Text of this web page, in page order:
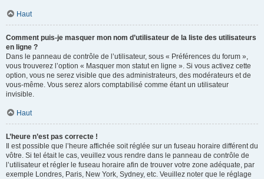
Haut
Comment puis-je masquer mon nom d’utilisateur de la liste des utilisateurs
en ligne ?
Dans le panneau de contrôle de l’utilisateur, sous « Préférences du forum »,
vous trouverez l’option « Masquer mon statut en ligne ». Si vous activez cette
option, vous ne serez visible que des administrateurs, des modérateurs et de
vous-même. Vous serez alors comptabilisé comme étant un utilisateur
invisible.
Haut
L’heure n’est pas correcte !
Il est possible que l’heure affichée soit réglée sur un fuseau horaire différent du
vôtre. Si tel était le cas, veuillez vous rendre dans le panneau de contrôle de
l’utilisateur et régler le fuseau horaire afin de trouver votre zone adéquate, par
exemple Londres, Paris, New York, Sydney, etc. Veuillez noter que le réglage